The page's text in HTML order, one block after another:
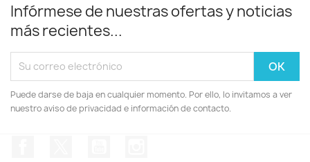
Infórmese de nuestras ofertas y noticias
más recientes...
Puede darse de baja en cualquier momento. Por ello, lo invitamos a ver
nuestro aviso de privacidad e información de contacto.